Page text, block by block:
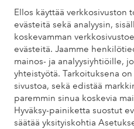
Ellos käyttää verkkosivuston
evästeitä sekä analyysin,
koskevamman
evästeitä. Jaamme
mainos- ja analyysiyhtiöille,
yhteistyötä. Tarkoituksena
sivustoa, sekä edistää
paremmin sinua koskevia
Hyväksy-painiketta suostut
säätää yksityiskohtia
Löydät vastaukset useimmin
kysytyistä kysymyksistä. Löydät
meihin yhteyttä.
Asiakaspalvelu
Omat sivut